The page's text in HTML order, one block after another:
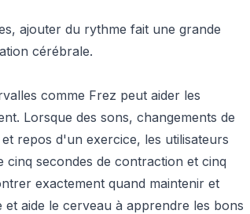
ajouter du rythme fait une grande
cérébrale.
comme Frez peut aider les
Lorsque des sons, changements de
repos d'un exercice, les utilisateurs
secondes de contraction et cinq
exactement quand maintenir et
aide le cerveau à apprendre les bons